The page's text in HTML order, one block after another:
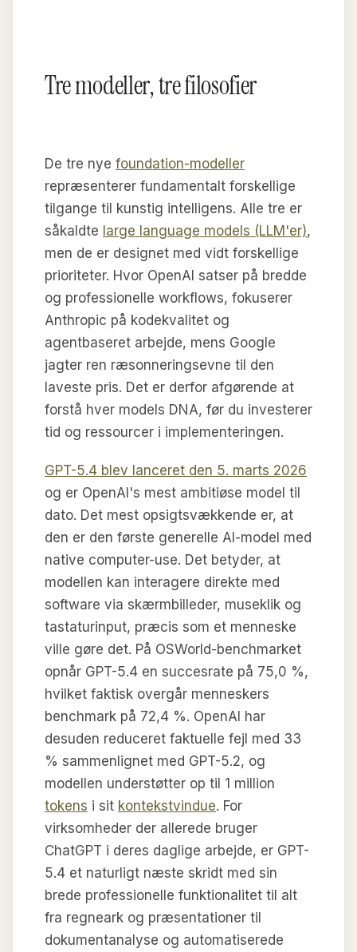
Tre modeller, tre filosofier
De tre nye foundation-modeller
repræsenterer fundamentalt forskellige
tilgange til kunstig intelligens. Alle tre er
såkaldte large language models (LLM'er),
men de er designet med vidt forskellige
prioriteter. Hvor OpenAI satser på bredde
og professionelle workflows, fokuserer
Anthropic på kodekvalitet og
agentbaseret arbejde, mens Google
jagter ren ræsonneringsevne til den
laveste pris. Det er derfor afgørende at
forstå hver models DNA, før du investerer
tid og ressourcer i implementeringen.
GPT-5.4 blev lanceret den 5. marts 2026
og er OpenAI's mest ambitiøse model til
dato. Det mest opsigtsvækkende er, at
den er den første generelle AI-model med
native computer-use. Det betyder, at
modellen kan interagere direkte med
software via skærmbilleder, museklik og
tastaturinput, præcis som et menneske
ville gøre det. På OSWorld-benchmarket
opnår GPT-5.4 en succesrate på 75,0 %,
hvilket faktisk overgår menneskers
benchmark på 72,4 %. OpenAI har
desuden reduceret faktuelle fejl med 33
% sammenlignet med GPT-5.2, og
modellen understøtter op til 1 million
tokens i sit kontekstvindue. For
virksomheder der allerede bruger
ChatGPT i deres daglige arbejde, er GPT-
5.4 et naturligt næste skridt med sin
brede professionelle funktionalitet til alt
fra regneark og præsentationer til
dokumentanalyse og automatiserede